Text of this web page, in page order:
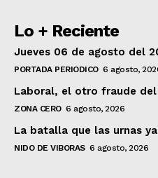
Lo + Reciente
Jueves 06 de agosto del
PORTADA PERIODICO 6 agosto,
Laboral, el otro fraude del
ZONA CERO 6 agosto, 2026
La batalla que las urnas
NIDO DE VIBORAS 6 agosto, 2026